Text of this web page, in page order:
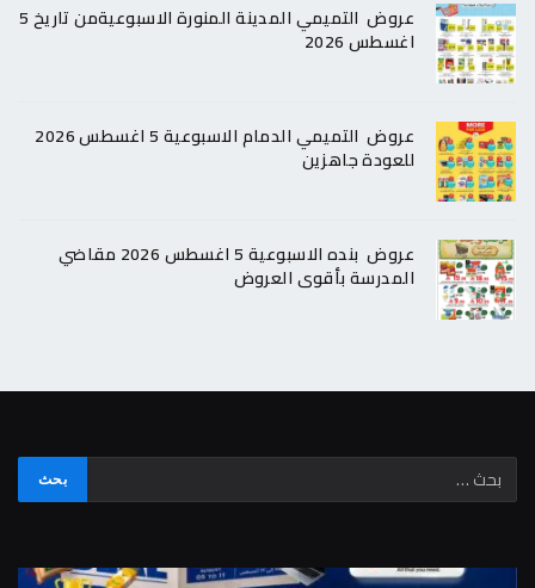
عروض التميمي المدينة المنورة الاسبوعيةمن تاريخ 5
اغسطس 2026
عروض التميمي الدمام الاسبوعية 5 اغسطس 2026
للعودة جاهزين
عروض بنده الاسبوعية 5 اغسطس 2026 مقاضي
المدرسة بأقوى العروض